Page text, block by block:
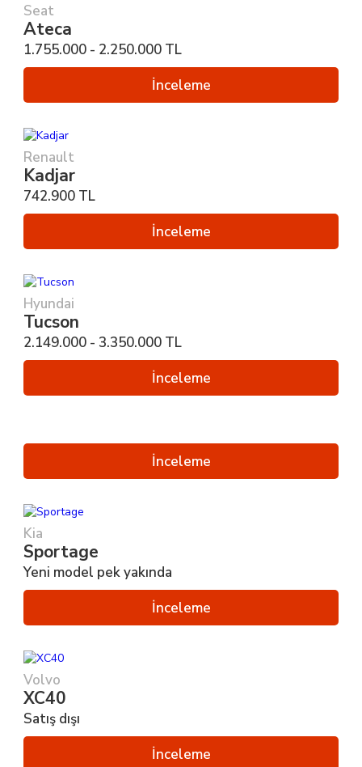
Seat
Ateca
1.755.000 - 2.250.000 TL
İnceleme
Renault
Kadjar
742.900 TL
İnceleme
Hyundai
Tucson
2.149.000 - 3.350.000 TL
İnceleme
İnceleme
Kia
Sportage
Yeni model pek yakında
İnceleme
Volvo
XC40
Satış dışı
İnceleme